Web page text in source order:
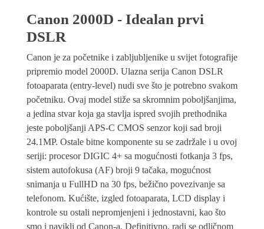
Canon 2000D - Idealan prvi
DSLR
Canon je za početnike i zabljubljenike u svijet fotografije
pripremio model 2000D. Ulazna serija Canon DSLR
fotoaparata (entry-level) nudi sve što je potrebno svakom
početniku. Ovaj model stiže sa skromnim poboljšanjima,
a jedina stvar koja ga stavlja ispred svojih prethodnika
jeste poboljšanji APS-C CMOS senzor koji sad broji
24.1MP. Ostale bitne komponente su se zadržale i u ovoj
seriji: procesor DIGIC 4+ sa mogućnosti fotkanja 3 fps,
sistem autofokusa (AF) broji 9 tačaka, mogućnost
snimanja u FullHD na 30 fps, bežično povezivanje sa
telefonom. Kućište, izgled fotoaparata, LCD display i
kontrole su ostali nepromjenjeni i jednostavni, kao što
smo i navikli od Canon-a. Definitivno, radi se odličnom